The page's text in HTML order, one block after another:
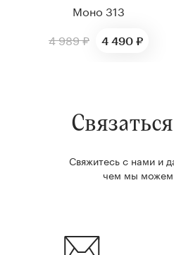
Моно 313
4 989 ₽
4 490 ₽
Свяжитесь с нами и
чем мы можем